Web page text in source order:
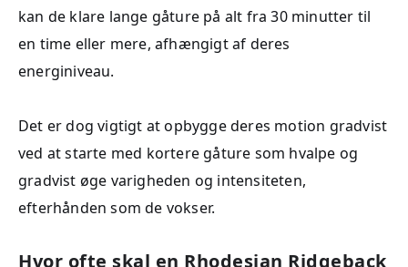
kan de klare lange gåture på alt fra 30 minutter til
en time eller mere, afhængigt af deres
energiniveau.
Det er dog vigtigt at opbygge deres motion gradvist
ved at starte med kortere gåture som hvalpe og
gradvist øge varigheden og intensiteten,
efterhånden som de vokser.
Hvor ofte skal en Rhodesian Ridgeback